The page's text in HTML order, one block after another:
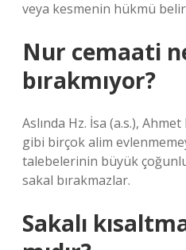
veya kesmenin hükmü
Nur cemaati
bırakmıyor?
Aslında Hz. İsa (a.s.),
gibi birçok alim
talebelerinin büyük
sakal bırakmazlar.
Sakalı